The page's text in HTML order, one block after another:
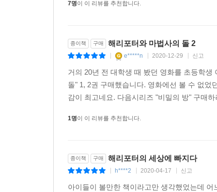
헤르미온느와 더불어 ‘덤블도어의 군대’라는 모
6탄 『해리포터와 혼혈 왕자』
볼드모트의 영향력이 커지는 가운데 마법사 세
취임한 슬러그혼은 마법약 과목을 가르치고, 스
별칭을 가진 소년이 쓰던 책을 받게 되고, 그 책
볼드모트가 어린 시절 들렀던 동굴을 찾지만
7탄 『해리포터와 죽음의 성물』
열일곱 살이 되기 직전, 더즐리 가에 걸린 보호마
덤블도어의 뜻을 이어 호크룩스를 찾기로 결심한
7명이 이 리뷰를 추천합니다.
종이책 구매 해리포터와 마법사의 돌 2
e*****n 2020-12-29 신고
거의 20년 전 대학생 때 봤던 영화를 초등학
돌" 1, 2권 구매했습니다. 영화에선 볼 수 없
감이 최고네요. 다음시리즈 "비밀의 방" 구매
1명이 이 리뷰를 추천합니다.
종이책 구매 해리포터의 세상에 빠지다
h****2 2020-04-17 신고
아이들이 볼만한 책이라고만 생각했었는데